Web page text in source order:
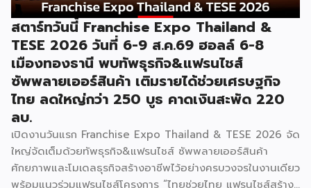
สตาร์ทวันนี้ Franchise Expo Thailand &
TESE 2026 วันที่ 6-9 ส.ค.69 ฮอลล์ 6-8
เมืองทองธานี พบทัพธุรกิจ&แฟรนไชส์
ซัพพลายเออร์สินค้า เติมรายได้ช่วยเศรษฐกิจ
ไทย ลดใหญ่กว่า 250 บูธ คาดเงินสะพัด 220
ลบ.
เปิดงานวันแรก Franchise Expo Thailand & TESE 2026 จัด
ใหญ่จัดเต็มด้วยทัพธุรกิจ&แฟรนไชส์ ซัพพลายเออร์สินค้า
ศักยภาพและโมเดลธุรกิจสร้างอาชีพไว้อย่างครบวงจรในงานเดียว
พร้อมแนวร่วมแฟรนไชส์โครงการ “ไทยช่วยไทย แฟรนไชส์สร้าง